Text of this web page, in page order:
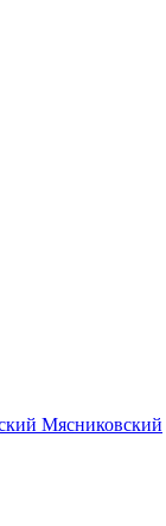
Мясниковский